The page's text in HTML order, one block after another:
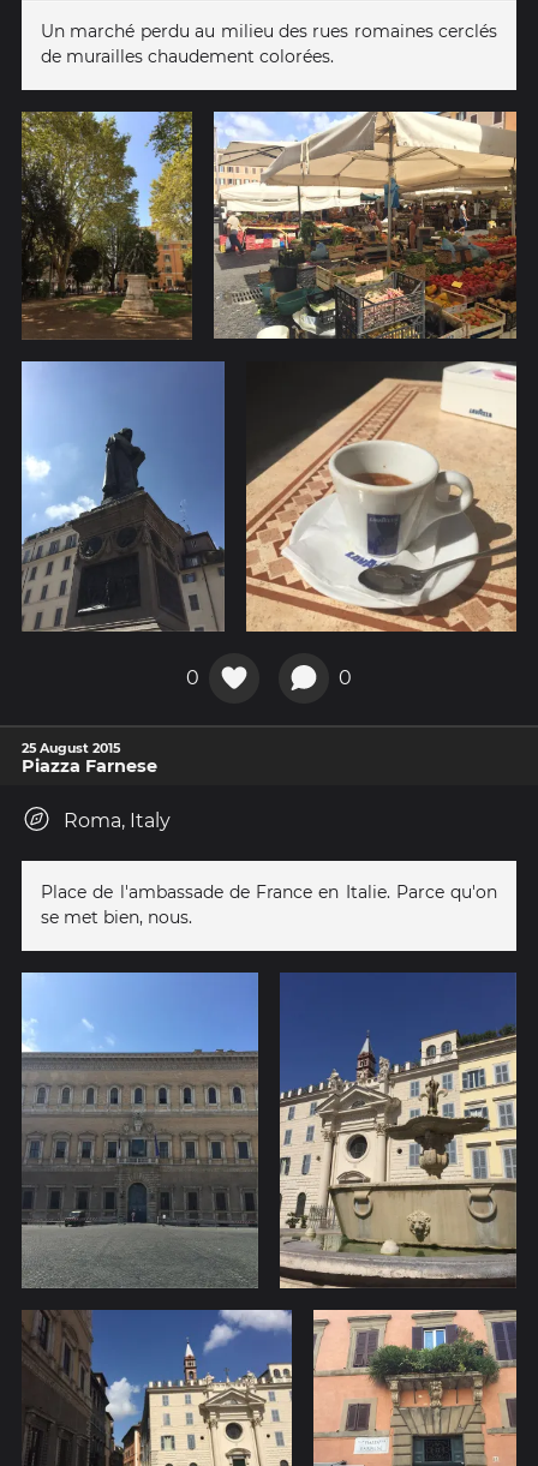
Un marché perdu au milieu des rues romaines cerclés
de murailles chaudement colorées.
0 0
25 August 2015
Piazza Farnese
Roma, Italy
Place de l'ambassade de France en Italie. Parce qu'on
se met bien, nous.